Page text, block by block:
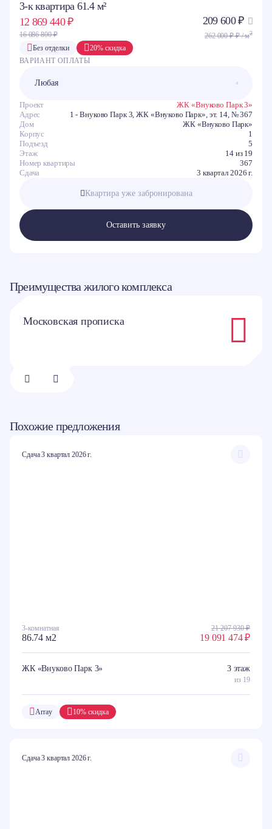
3-к квартира 61.4 м²
12 869 440 ₽
16 086 800 ₽
209 600 ₽
262 000 ₽ ₽ / м2
20% скидка
Без отделки
ВАРИАНТ ОПЛАТЫ
Проект
ЖК «Внуково Парк 3»
Адрес
1 - Внуково Парк 3, ЖК «Внуково Парк», эт. 14, № 367
Дом
ЖК «Внуково Парк»
Корпус
1
Подъезд
5
Этаж
14 из 19
Номер квартиры
367
Сдача
3 квартал 2026 г.
Квартира уже забронирована
Оставить заявку
Преимущества жилого комплекса
Московская прописка
Похожие предложения
Сдача 3 квартал 2026 г.
3-комнатная
86.74 м2
21 207 930 ₽
19 091 474 ₽
ЖК «Внуково Парк 3» 3 этаж
из 19
10% скидка
Array
Сдача 3 квартал 2026 г.